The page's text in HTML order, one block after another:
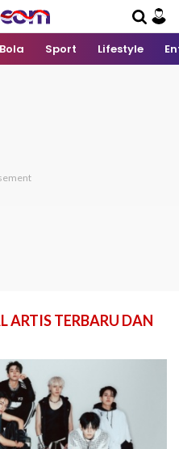
Bola Sport Lifestyle
ARTIS TERBARU DAN